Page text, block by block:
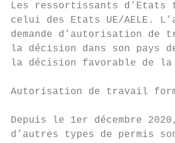
Les ressortissants
celui des Etats UE/AELE.
demande d’autorisation
la décision dans son pays
la décision favorable de la
Autorisation de travail
Depuis le 1er décembre
d’autres types de permis